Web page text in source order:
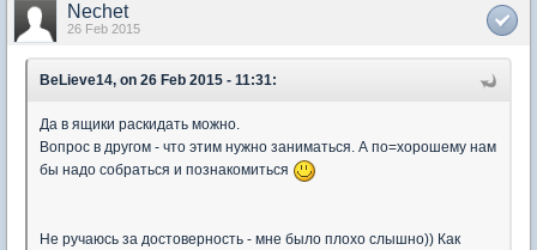
Nechet
26 Feb 2015
BeLieve14, on 26 Feb 2015 - 11:31:
Да в ящики раскидать можно.
Вопрос в другом - что этим нужно заниматься. А по=хорошему нам
бы надо собраться и познакомиться
Не ручаюсь за достоверность - мне было плохо слышно)) Как